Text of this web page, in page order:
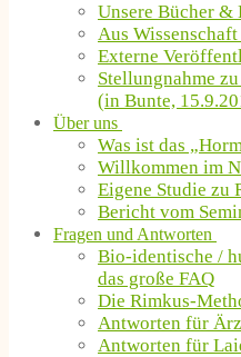
Unsere Bücher &
Aus
Externe
Stellungnahme
(in Bunte,
Über uns
Was ist das
Willkommen im
Eigene Studie zu
Bericht vom
Fragen und Antworten
Bio-identische /
das große FAQ
Die Rimkus-
Antworten für
Antworten für